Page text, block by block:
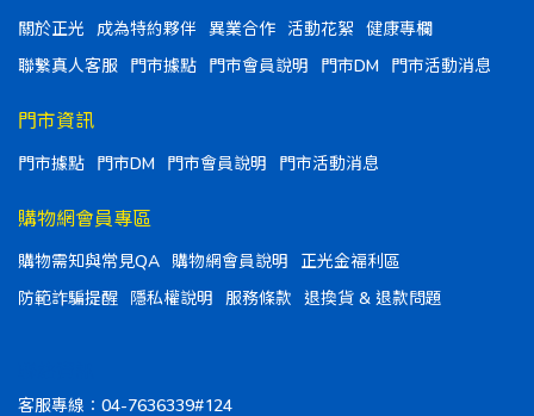
關於正光 成為特約夥伴 異業合作 活動花絮
健康專欄
聯繫真人客服
門市據點 門市會員說明 門市DM 門市活動消息
門市資訊
門市據點 門市DM 門市會員說明 門市活動消息
購物網會員專區
購物需知與常見QA 購物網會員說明
正光金福利區
防範詐騙提醒
隱私權說明 服務條款 退換貨 & 退款問題
客服專線：04-7636339#124